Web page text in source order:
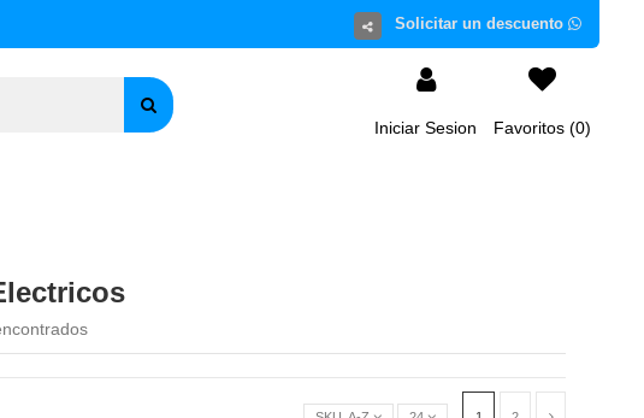
Iniciar Sesion Favoritos (0)